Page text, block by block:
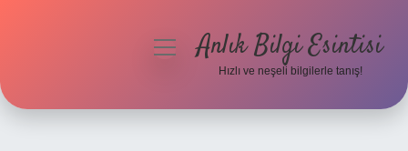
menüyüAnlık Bilgi Esintisi
Hızlı ve neşeli bilgilerle tanış!